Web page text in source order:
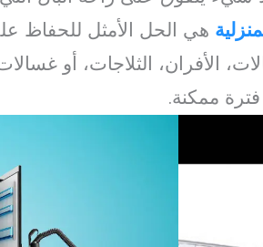
هي الحل الأمثل للحفاظ
الأفران، الثلاجات، أو
ممكنة.